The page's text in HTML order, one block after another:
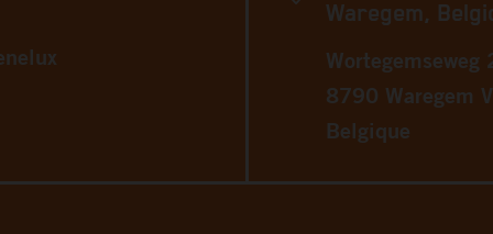
Waregem,
Wortegemseweg
8790 Waregem
Belgique